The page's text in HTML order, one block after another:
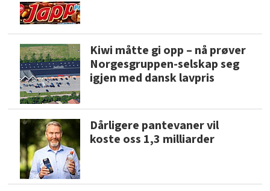
Kiwi måtte gi opp – nå prøver
Norgesgruppen-selskap seg
igjen med dansk lavpris
Dårligere pantevaner vil
koste oss 1,3 milliarder